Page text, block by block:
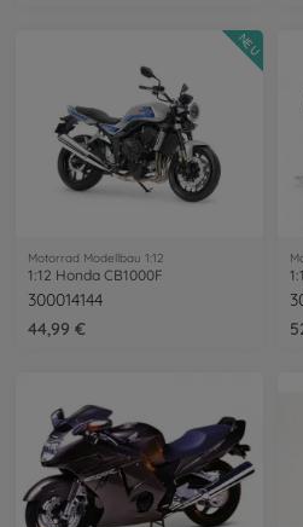
Motorrad Modellbau 1:12
1:12 Honda CB1000F
300014144
44,99 €
NEU